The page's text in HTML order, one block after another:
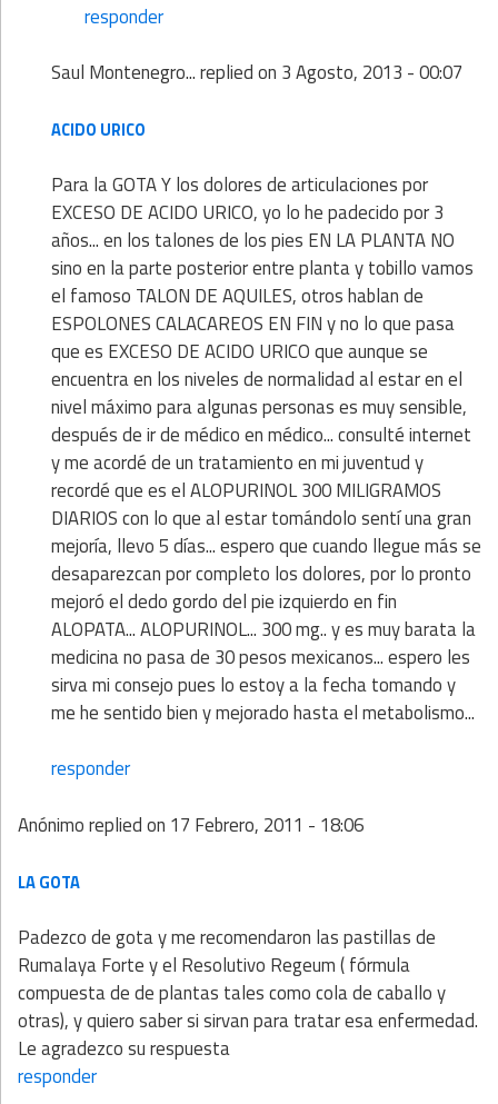
responder
Saul Montenegro...replied on 3 Agosto, 2013 - 00:07
ACIDO URICO
Para la GOTA Y los dolores de articulaciones por
EXCESO DE ACIDO URICO, yo lo he padecido por 3
años... en los talones de los pies EN LA PLANTA NO
sino en la parte posterior entre planta y tobillo vamos
el famoso TALON DE AQUILES, otros hablan de
ESPOLONES CALACAREOS EN FIN y no lo que pasa
que es EXCESO DE ACIDO URICO que aunque se
encuentra en los niveles de normalidad al estar en el
nivel máximo para algunas personas es muy sensible,
después de ir de médico en médico... consulté internet
y me acordé de un tratamiento en mi juventud y
recordé que es el ALOPURINOL 300 MILIGRAMOS
DIARIOS con lo que al estar tomándolo sentí una gran
mejoría, llevo 5 días... espero que cuando llegue más se
desaparezcan por completo los dolores, por lo pronto
mejoró el dedo gordo del pie izquierdo en fin
ALOPATA... ALOPURINOL... 300 mg.. y es muy barata la
medicina no pasa de 30 pesos mexicanos... espero les
sirva mi consejo pues lo estoy a la fecha tomando y
me he sentido bien y mejorado hasta el metabolismo...
responder
Anónimoreplied on 17 Febrero, 2011 - 18:06
LA GOTA
Padezco de gota y me recomendaron las pastillas de
Rumalaya Forte y el Resolutivo Regeum ( fórmula
compuesta de de plantas tales como cola de caballo y
otras), y quiero saber si sirvan para tratar esa enfermedad.
Le agradezco su respuesta
responder